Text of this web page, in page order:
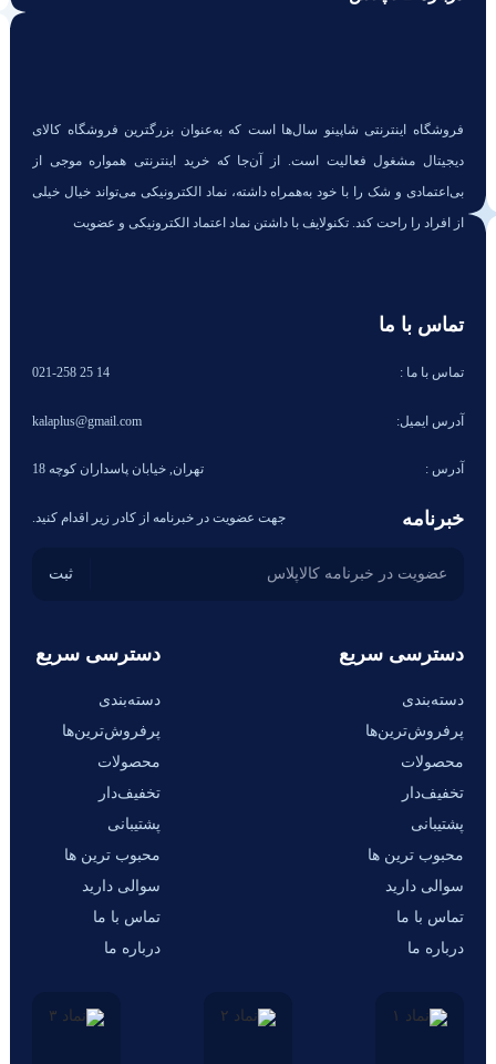
فروشگاه اینترنتی شاپینو سال‌ها است که به‌عنوان بزرگترین فروشگاه کالای
دیجیتال مشغول فعالیت است. از آن‌جا که خرید اینترنتی همواره موجی از
بی‌اعتمادی و شک را با خود به‌همراه داشته، نماد الکترونیکی می‌تواند خیال خیلی
از افراد را راحت کند. تکنولایف با داشتن نماد اعتماد الکترونیکی و عضویت
دسترسی سریع
دسته‌بندی
پرفروش‌ترین‌ها
محصولات
تخفیف‌دار
پشتیبانی
محبوب ترین ها
سوالی دارید
تماس با ما
درباره ما
تماس با ما
تماس با ما : 14 25 021-258
آدرس ایمیل: kalaplus@gmail.com
آدرس : تهران, خیابان پاسداران کوچه 18
خبرنامه جهت عضویت در خبرنامه از کادر زیر اقدام کنید.
دسترسی سریع
دسته‌بندی
پرفروش‌ترین‌ها
محصولات
تخفیف‌دار
پشتیبانی
محبوب ترین ها
سوالی دارید
تماس با ما
درباره ما